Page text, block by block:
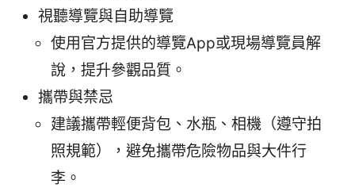
視聽導覽與自助導覽
使用官方提供的導覽App或現場導覽員解
說，提升參觀品質。
攜帶與禁忌
建議攜帶輕便背包、水瓶、相機（遵守拍
照規範），避免攜帶危險物品與大件行
李。